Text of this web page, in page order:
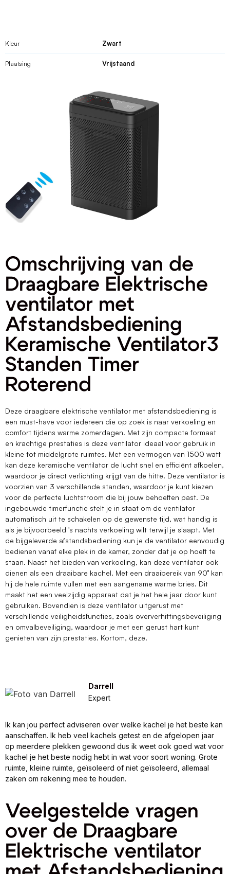
Kleur Zwart
Plaatsing Vrijstaand
Omschrijving van de
Draagbare Elektrische
ventilator met
Afstandsbediening
Keramische Ventilator3
Standen Timer
Roterend
Deze draagbare elektrische ventilator met afstandsbediening is
een must-have voor iedereen die op zoek is naar verkoeling en
comfort tijdens warme zomerdagen. Met zijn compacte formaat
en krachtige prestaties is deze ventilator ideaal voor gebruik in
kleine tot middelgrote ruimtes. Met een vermogen van 1500 watt
kan deze keramische ventilator de lucht snel en efficiënt afkoelen,
waardoor je direct verlichting krijgt van de hitte. Deze ventilator is
voorzien van 3 verschillende standen, waardoor je kunt kiezen
voor de perfecte luchtstroom die bij jouw behoeften past. De
ingebouwde timerfunctie stelt je in staat om de ventilator
automatisch uit te schakelen op de gewenste tijd, wat handig is
als je bijvoorbeeld 's nachts verkoeling wilt terwijl je slaapt. Met
de bijgeleverde afstandsbediening kun je de ventilator eenvoudig
bedienen vanaf elke plek in de kamer, zonder dat je op hoeft te
staan. Naast het bieden van verkoeling, kan deze ventilator ook
dienen als een draaibare kachel. Met een draaibereik van 90° kan
hij de hele ruimte vullen met een aangename warme bries. Dit
maakt het een veelzijdig apparaat dat je het hele jaar door kunt
gebruiken. Bovendien is deze ventilator uitgerust met
verschillende veiligheidsfuncties, zoals oververhittingsbeveiliging
en omvalbeveiliging, waardoor je met een gerust hart kunt
genieten van zijn prestaties. Kortom, deze.
Darrell
Expert
Ik kan jou perfect adviseren over welke kachel je het beste kan
aanschaffen. Ik heb veel kachels getest en de afgelopen jaar
op meerdere plekken gewoond dus ik weet ook goed wat voor
kachel je het beste nodig hebt in wat voor soort woning. Grote
ruimte, kleine ruimte, geïsoleerd of niet geïsoleerd, allemaal
zaken om rekening mee te houden.
Veelgestelde vragen
over de Draagbare
Elektrische ventilator